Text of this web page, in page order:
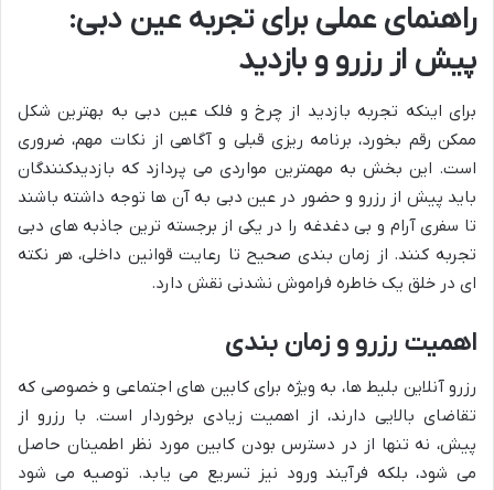
راهنمای عملی برای تجربه عین دبی:
پیش از رزرو و بازدید
برای اینکه تجربه بازدید از چرخ و فلک عین دبی به بهترین شکل
ممکن رقم بخورد، برنامه ریزی قبلی و آگاهی از نکات مهم، ضروری
است. این بخش به مهمترین مواردی می پردازد که بازدیدکنندگان
باید پیش از رزرو و حضور در عین دبی به آن ها توجه داشته باشند
تا سفری آرام و بی دغدغه را در یکی از برجسته ترین جاذبه های دبی
تجربه کنند. از زمان بندی صحیح تا رعایت قوانین داخلی، هر نکته
ای در خلق یک خاطره فراموش نشدنی نقش دارد.
اهمیت رزرو و زمان بندی
رزرو آنلاین بلیط ها، به ویژه برای کابین های اجتماعی و خصوصی که
تقاضای بالایی دارند، از اهمیت زیادی برخوردار است. با رزرو از
پیش، نه تنها از در دسترس بودن کابین مورد نظر اطمینان حاصل
می شود، بلکه فرآیند ورود نیز تسریع می یابد. توصیه می شود